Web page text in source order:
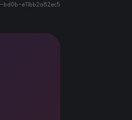
e11bb2a82ec5